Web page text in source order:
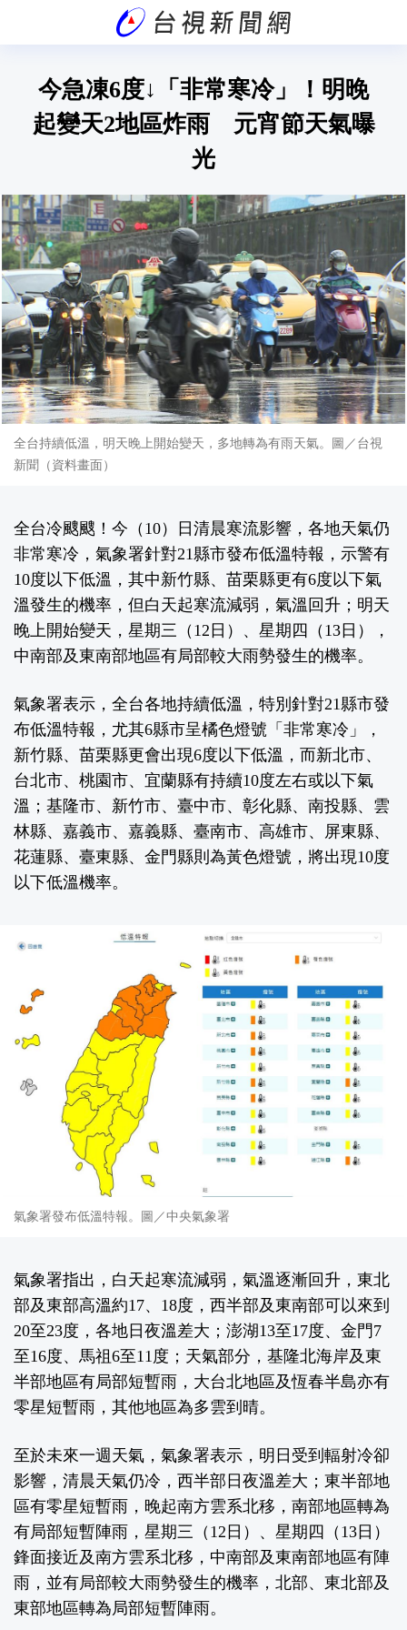
今急凍6度↓「非常寒冷」！明晚
起變天2地區炸雨 元宵節天氣曝
光
全台持續低溫，明天晚上開始變天，多地轉為有雨天氣。圖／台視
新聞（資料畫面）
全台冷颼颼！今（10）日清晨寒流影響，各地天氣仍
非常寒冷，氣象署針對21縣市發布低溫特報，示警有
10度以下低溫，其中新竹縣、苗栗縣更有6度以下氣
溫發生的機率，但白天起寒流減弱，氣溫回升；明天
晚上開始變天，星期三（12日）、星期四（13日），
中南部及東南部地區有局部較大雨勢發生的機率。
氣象署表示，全台各地持續低溫，特別針對21縣市發
布低溫特報，尤其6縣市呈橘色燈號「非常寒冷」，
新竹縣、苗栗縣更會出現6度以下低溫，而新北市、
台北市、桃園市、宜蘭縣有持續10度左右或以下氣
溫；基隆市、新竹市、臺中市、彰化縣、南投縣、雲
林縣、嘉義市、嘉義縣、臺南市、高雄市、屏東縣、
花蓮縣、臺東縣、金門縣則為黃色燈號，將出現10度
以下低溫機率。
氣象署發布低溫特報。圖／中央氣象署
氣象署指出，白天起寒流減弱，氣溫逐漸回升，東北
部及東部高溫約17、18度，西半部及東南部可以來到
20至23度，各地日夜溫差大；澎湖13至17度、金門7
至16度、馬祖6至11度；天氣部分，基隆北海岸及東
半部地區有局部短暫雨，大台北地區及恆春半島亦有
零星短暫雨，其他地區為多雲到晴。
至於未來一週天氣，氣象署表示，明日受到輻射冷卻
影響，清晨天氣仍冷，西半部日夜溫差大；東半部地
區有零星短暫雨，晚起南方雲系北移，南部地區轉為
有局部短暫陣雨，星期三（12日）、星期四（13日）
鋒面接近及南方雲系北移，中南部及東南部地區有陣
雨，並有局部較大雨勢發生的機率，北部、東北部及
東部地區轉為局部短暫陣雨。